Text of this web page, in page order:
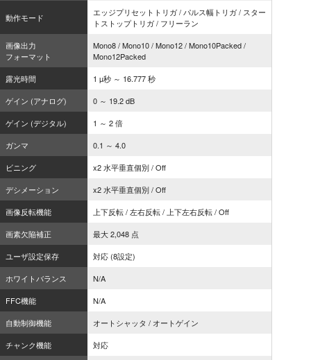
動作モード
エッジプリセットトリガ / パルス幅トリガ / スター
トストップトリガ / フリーラン
画像出力
フォーマット
Mono8 / Mono10 / Mono12 / Mono10Packed /
Mono12Packed
露光時間
1 µ秒 ～ 16.777 秒
ゲイン (アナログ)
0 ～ 19.2 dB
ゲイン (デジタル)
1 ～ 2 倍
ガンマ
0.1 ～ 4.0
ビニング
x2 水平垂直個別 / Off
デシメーション
x2 水平垂直個別 / Off
画像反転機能
上下反転 / 左右反転 / 上下左右反転 / Off
画素欠陥補正
最大 2,048 点
ユーザ設定保存
対応 (8設定)
ホワイトバランス
N/A
FFC機能
N/A
自動制御機能
オートシャッタ / オートゲイン
チャンク機能
対応